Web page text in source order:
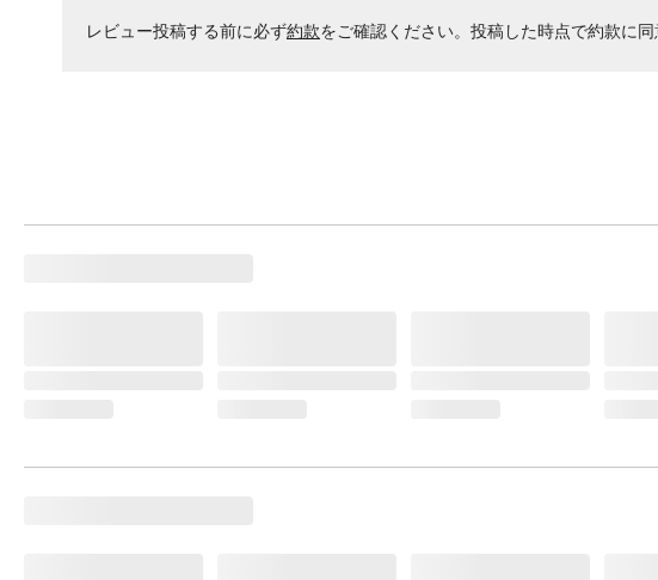
レビュー投稿する前に必ず約款をご確認ください。投稿した時点で約款に同